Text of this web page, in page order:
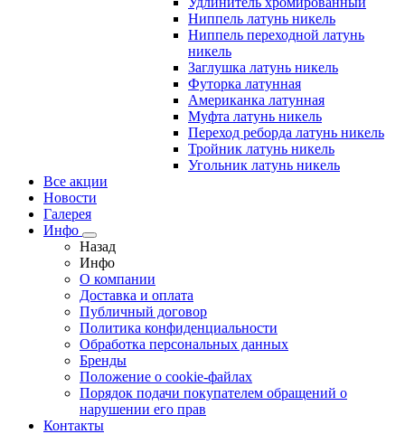
Ниппель латунь никель
Ниппель переходной латунь
никель
Заглушка латунь никель
Футорка латунная
Американка латунная
Муфта латунь никель
Переход реборда латунь никель
Тройник латунь никель
Угольник латунь никель
Все акции
Новости
Галерея
Инфо
Назад
Инфо
О компании
Доставка и оплата
Публичный договор
Политика конфиденциальности
Обработка персональных данных
Бренды
Положение о cookie-файлах
Порядок подачи покупателем обращений о
нарушении его прав
Контакты